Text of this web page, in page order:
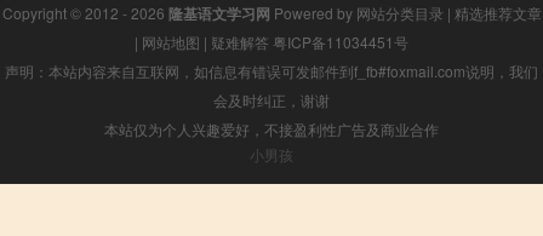
Copyright © 2012 - 2026 隆基语文学习网 Powered by 网站分类目录 | 精选推荐文章
| 网站地图 | 疑难解答 粤ICP备11034451号
声明：本站内容来自互联网，如信息有错误可发邮件到f_fb#foxmail.com说明，我们
会及时纠正，谢谢
本站仅为个人兴趣爱好，不接盈利性广告及商业合作
小男孩